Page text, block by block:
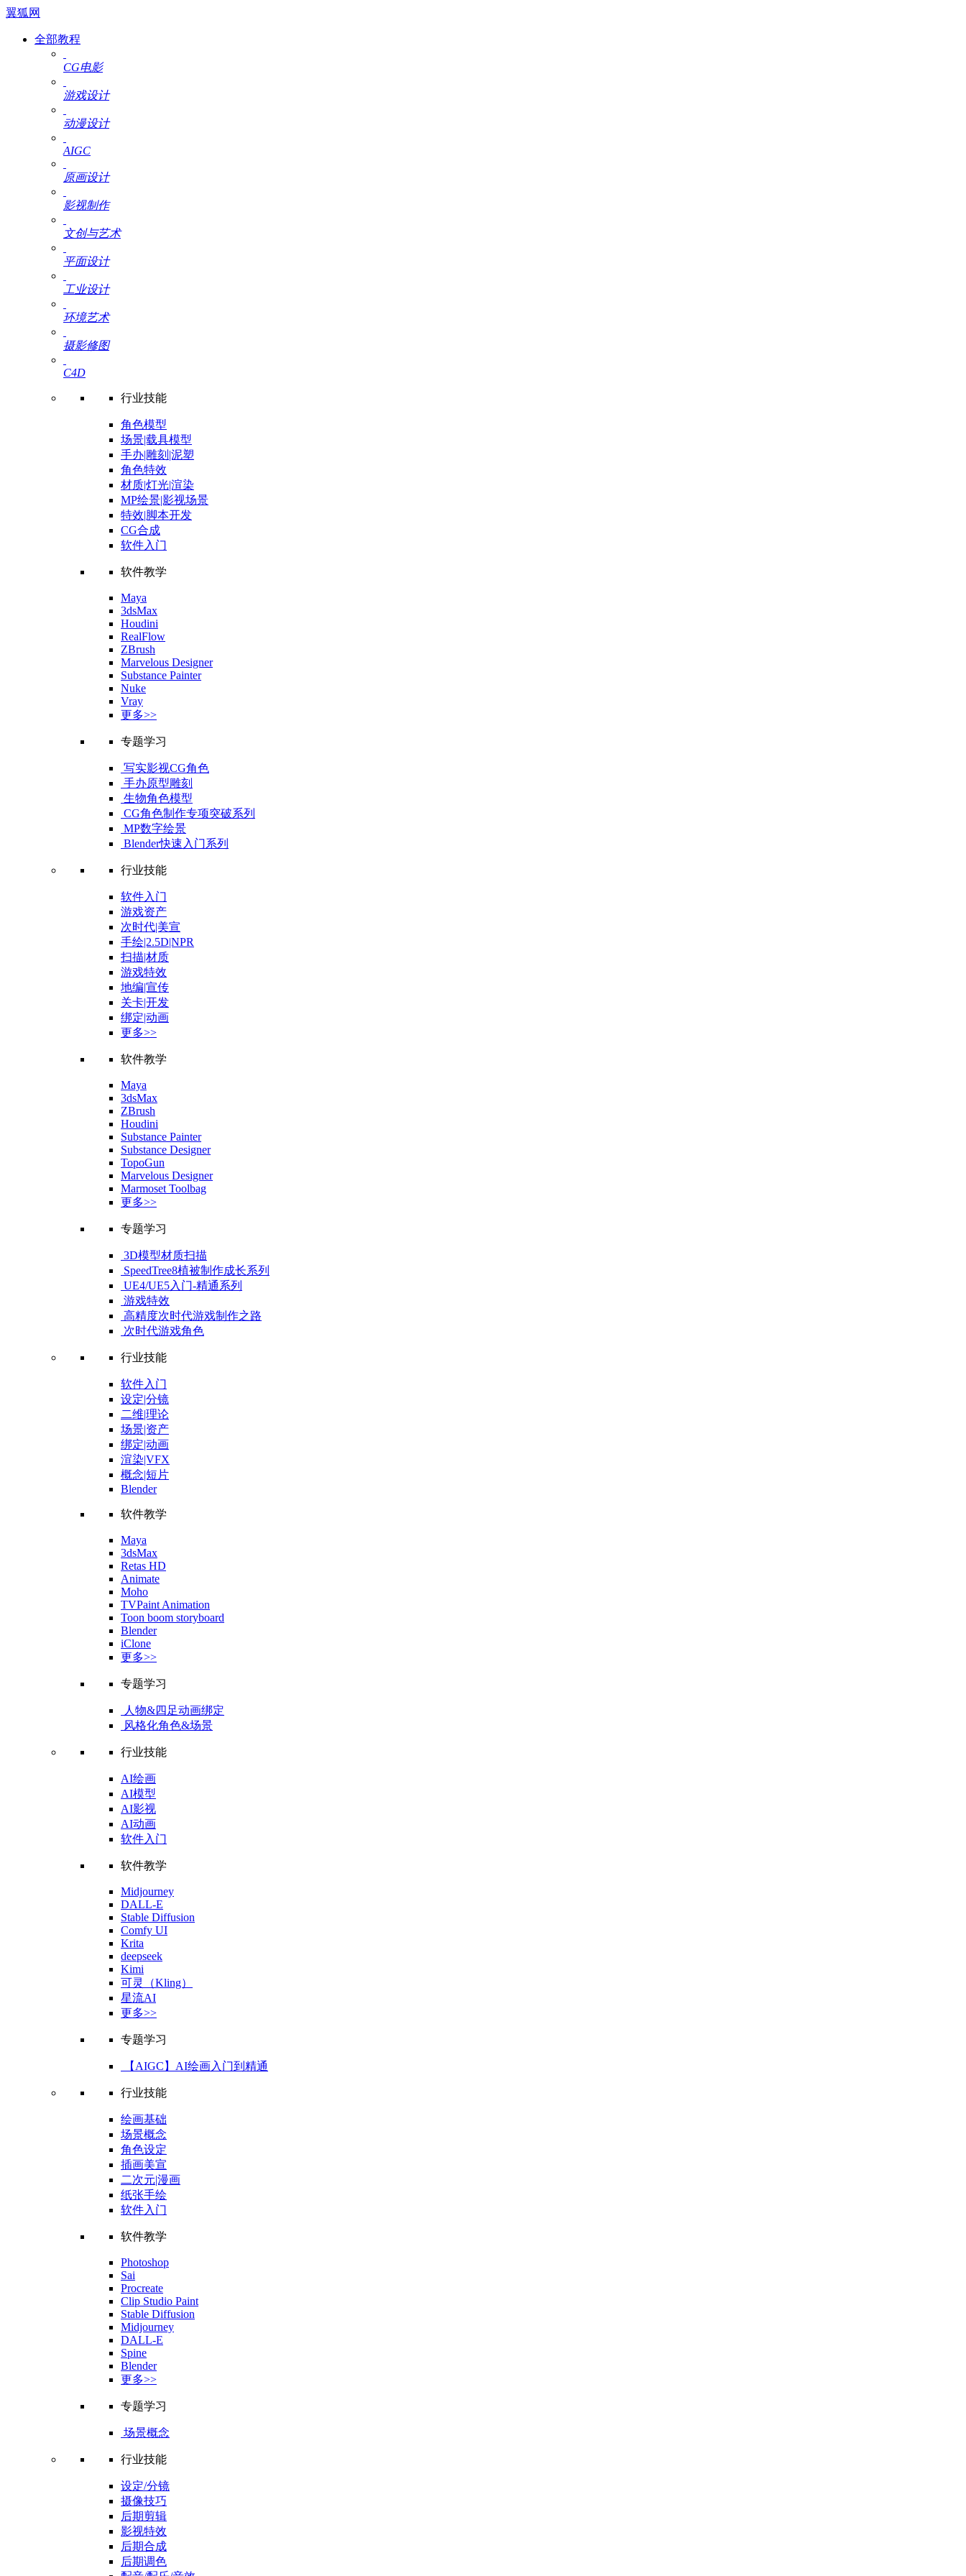
翼狐网
全部教程
CG电影
游戏设计
动漫设计
AIGC
原画设计
影视制作
文创与艺术
平面设计
工业设计
环境艺术
摄影修图
C4D
行业技能
角色模型
场景|载具模型
手办|雕刻|泥塑
角色特效
材质|灯光|渲染
MP绘景|影视场景
特效|脚本开发
CG合成
软件入门
软件教学
Maya
3dsMax
Houdini
RealFlow
ZBrush
Marvelous Designer
Substance Painter
Nuke
Vray
更多>>
专题学习
写实影视CG角色
手办原型雕刻
生物角色模型
CG角色制作专项突破系列
MP数字绘景
Blender快速入门系列
行业技能
软件入门
游戏资产
次时代|美宣
手绘|2.5D|NPR
扫描|材质
游戏特效
地编|宣传
关卡|开发
绑定|动画
更多>>
软件教学
Maya
3dsMax
ZBrush
Houdini
Substance Painter
Substance Designer
TopoGun
Marvelous Designer
Marmoset Toolbag
更多>>
专题学习
3D模型材质扫描
SpeedTree8植被制作成长系列
UE4/UE5入门-精通系列
游戏特效
高精度次时代游戏制作之路
次时代游戏角色
行业技能
软件入门
设定|分镜
二维|理论
场景|资产
绑定|动画
渲染|VFX
概念|短片
Blender
软件教学
Maya
3dsMax
Retas HD
Animate
Moho
TVPaint Animation
Toon boom storyboard
Blender
iClone
更多>>
专题学习
人物&四足动画绑定
风格化角色&场景
行业技能
AI绘画
AI模型
AI影视
AI动画
软件入门
软件教学
Midjourney
DALL-E
Stable Diffusion
Comfy UI
Krita
deepseek
Kimi
可灵（Kling）
星流AI
更多>>
专题学习
【AIGC】AI绘画入门到精通
行业技能
绘画基础
场景概念
角色设定
插画美宣
二次元|漫画
纸张手绘
软件入门
软件教学
Photoshop
Sai
Procreate
Clip Studio Paint
Stable Diffusion
Midjourney
DALL-E
Spine
Blender
更多>>
专题学习
场景概念
行业技能
设定/分镜
摄像技巧
后期剪辑
影视特效
后期合成
后期调色